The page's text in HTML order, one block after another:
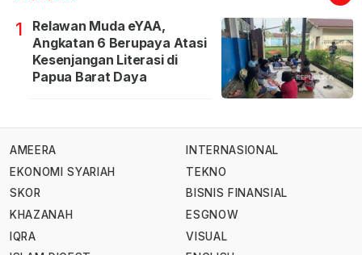
1
Relawan Muda eYAA,
Angkatan 6 Berupaya Atasi
Kesenjangan Literasi di
Papua Barat Daya
AMEERA
EKONOMI SYARIAH
SKOR
KHAZANAH
IQRA
INTERNASIONAL
TEKNO
BISNIS FINANSIAL
ESGNOW
VISUAL